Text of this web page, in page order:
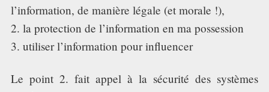
DEVCAMPS
l’information, de manière légale (et morale !),
la protection de l’information en ma possession
utiliser l’information pour influencer
Le point 2. fait appel à la sécurité des systèmes